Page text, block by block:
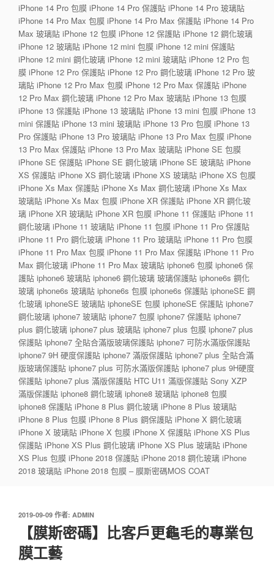
iPhone 14 Pro 包膜 iPhone 14 Pro 保護貼 iPhone 14 Pro 玻璃貼
iPhone 14 Pro Max 包膜 iPhone 14 Pro Max 保護貼 iPhone 14 Pro
Max 玻璃貼 iPhone 12 包膜 iPhone 12 保護貼 iPhone 12 鋼化玻璃
iPhone 12 玻璃貼 iPhone 12 mini 包膜 iPhone 12 mini 保護貼
iPhone 12 mini 鋼化玻璃 iPhone 12 mini 玻璃貼 iPhone 12 Pro 包
膜 iPhone 12 Pro 保護貼 iPhone 12 Pro 鋼化玻璃 iPhone 12 Pro 玻
璃貼 iPhone 12 Pro Max 包膜 iPhone 12 Pro Max 保護貼 iPhone
12 Pro Max 鋼化玻璃 iPhone 12 Pro Max 玻璃貼 iPhone 13 包膜
iPhone 13 保護貼 iPhone 13 玻璃貼 iPhone 13 mini 包膜 iPhone 13
mini 保護貼 iPhone 13 mini 玻璃貼 iPhone 13 Pro 包膜 iPhone 13
Pro 保護貼 iPhone 13 Pro 玻璃貼 iPhone 13 Pro Max 包膜 iPhone
13 Pro Max 保護貼 iPhone 13 Pro Max 玻璃貼 iPhone SE 包膜
iPhone SE 保護貼 iPhone SE 鋼化玻璃 iPhone SE 玻璃貼 iPhone
XS 保護貼 iPhone XS 鋼化玻璃 iPhone XS 玻璃貼 iPhone XS 包膜
iPhone Xs Max 保護貼 iPhone Xs Max 鋼化玻璃 iPhone Xs Max
玻璃貼 iPhone Xs Max 包膜 iPhone XR 保護貼 iPhone XR 鋼化玻
璃 iPhone XR 玻璃貼 iPhone XR 包膜 iPhone 11 保護貼 iPhone 11
鋼化玻璃 iPhone 11 玻璃貼 iPhone 11 包膜 iPhone 11 Pro 保護貼
iPhone 11 Pro 鋼化玻璃 iPhone 11 Pro 玻璃貼 iPhone 11 Pro 包膜
iPhone 11 Pro Max 包膜 iPhone 11 Pro Max 保護貼 iPhone 11 Pro
Max 鋼化玻璃 iPhone 11 Pro Max 玻璃貼 iphone6 包膜 iphone6 保
護貼 iphone6 玻璃貼 iphone6 鋼化玻璃 玻璃保護貼 iphone6s 鋼化
玻璃 iphone6s 玻璃貼 iphone6s 包膜 iphone6s 保護貼 iphoneSE 鋼
化玻璃 iphoneSE 玻璃貼 iphoneSE 包膜 iphoneSE 保護貼 iphone7
鋼化玻璃 iphone7 玻璃貼 iphone7 包膜 iphone7 保護貼 iphone7
plus 鋼化玻璃 iphone7 plus 玻璃貼 iphone7 plus 包膜 iphone7 plus
保護貼 iphone7 全貼合滿版玻璃保護貼 iphone7 可防水滿版保護貼
iphone7 9H 硬度保護貼 iphone7 滿版保護貼 iphone7 plus 全貼合滿
版玻璃保護貼 iphone7 plus 可防水滿版保護貼 iphone7 plus 9H硬度
保護貼 iphone7 plus 滿版保護貼 HTC U11 滿版保護貼 Sony XZP
滿版保護貼 iphone8 鋼化玻璃 iphone8 玻璃貼 iphone8 包膜
iphone8 保護貼 iPhone 8 Plus 鋼化玻璃 iPhone 8 Plus 玻璃貼
iPhone 8 Plus 包膜 iPhone 8 Plus 鋼保護貼 iPhone X 鋼化玻璃
iPhone X 玻璃貼 iPhone X 包膜 iPhone X 保護貼 iPhone XS Plus
保護貼 iPhone XS Plus 鋼化玻璃 iPhone XS Plus 玻璃貼 iPhone
XS Plus 包膜 iPhone 2018 保護貼 iPhone 2018 鋼化玻璃 iPhone
2018 玻璃貼 iPhone 2018 包膜 – 膜斯密碼MOS COAT
發
2019-09-09 作者: ADMIN
【膜斯密碼】比客戶更龜毛的專業包
膜工藝